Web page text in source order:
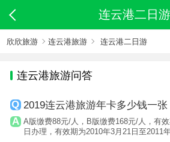
连云港二日游
欣欣旅游 连云港旅游 连云港二日游
连云港旅游问答
2019连云港旅游年卡多少钱一张
A版缴费88元/人，B版缴费168元/人，有
日办理，有效期为2010年3月21日至2011